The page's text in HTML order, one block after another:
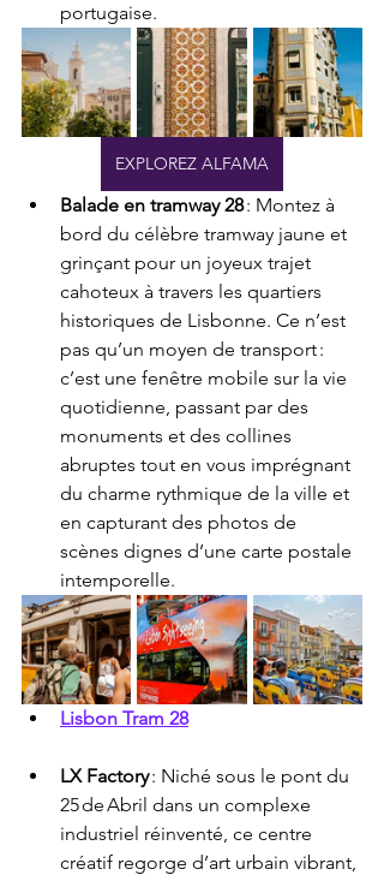
portugaise.
EXPLOREZ ALFAMA
Balade en tramway 28 : Montez à
bord du célèbre tramway jaune et
grinçant pour un joyeux trajet
cahoteux à travers les quartiers
historiques de Lisbonne. Ce n’est
pas qu’un moyen de transport :
c’est une fenêtre mobile sur la vie
quotidienne, passant par des
monuments et des collines
abruptes tout en vous imprégnant
du charme rythmique de la ville et
en capturant des photos de
scènes dignes d’une carte postale
intemporelle.
Lisbon Tram 28
LX Factory : Niché sous le pont du
25 de Abril dans un complexe
industriel réinventé, ce centre
créatif regorge d’art urbain vibrant,